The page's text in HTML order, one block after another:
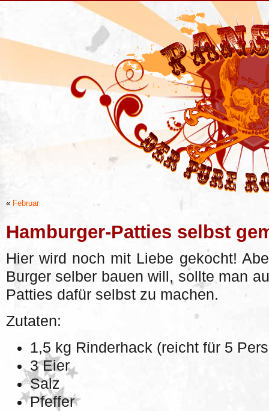
« Februar
Hamburger-Patties selbst
Hier wird noch mit Liebe gekocht!
Burger selber bauen will, sollte man
Patties dafür selbst zu machen.
Zutaten:
1,5 kg Rinderhack (reicht für 5
3 Eier
Salz
Pfeffer